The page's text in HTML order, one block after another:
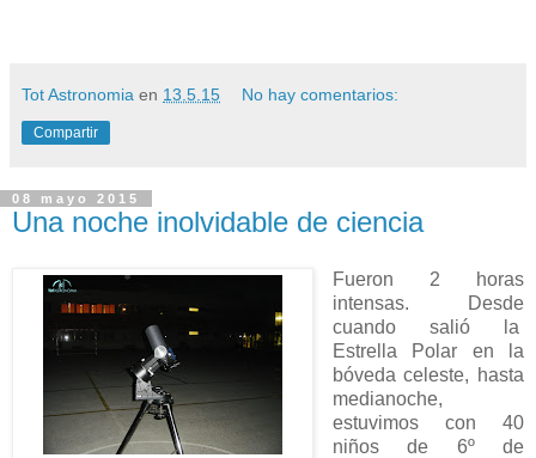
Tot Astronomia en 13.5.15 No hay comentarios:
Compartir
08 mayo 2015
Una noche inolvidable de ciencia
Fueron 2 horas
intensas. Desde
cuando salió la
Estrella Polar en la
bóveda celeste, hasta
medianoche,
estuvimos con 40
niños de 6º de